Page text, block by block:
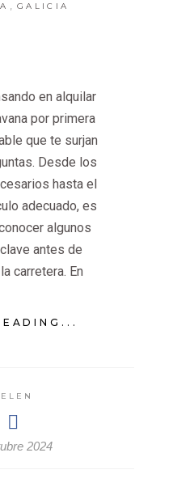
GALICIA
en alquilar
por primera
que te surjan
Desde los
hasta el
adecuado, es
algunos
antes de
carretera. En
2024